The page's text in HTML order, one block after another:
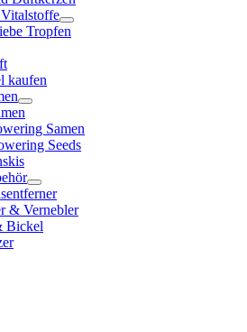
Tropfen
kaufen
Samen
Seeds
& Vernebler
Bickel